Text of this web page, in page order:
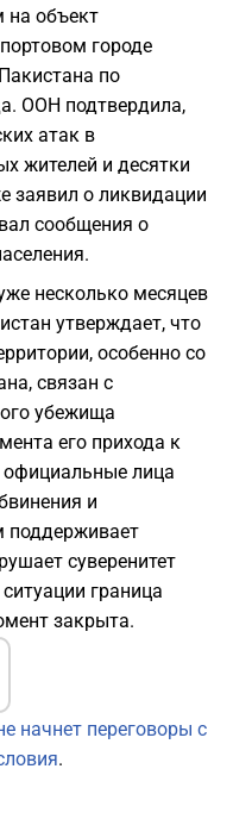
на объект
городе
по
ООН подтвердила,
атак в
жителей и десятки
заявил о ликвидации
сообщения о
несколько месяцев
утверждает, что
особенно со
связан с
убежища
его прихода к
официальные лица
и
поддерживает
суверенитет
граница
закрыта.
начнет переговоры с
.